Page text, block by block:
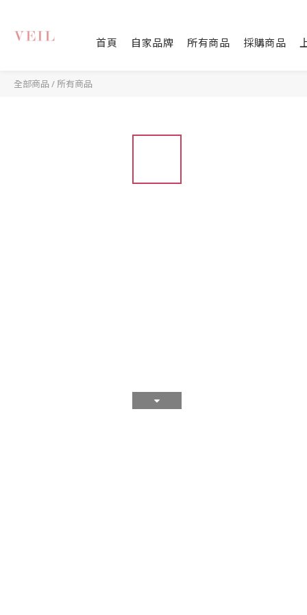
首頁 自家品牌 所有商品 採購商品
全部商品 / 所有商品